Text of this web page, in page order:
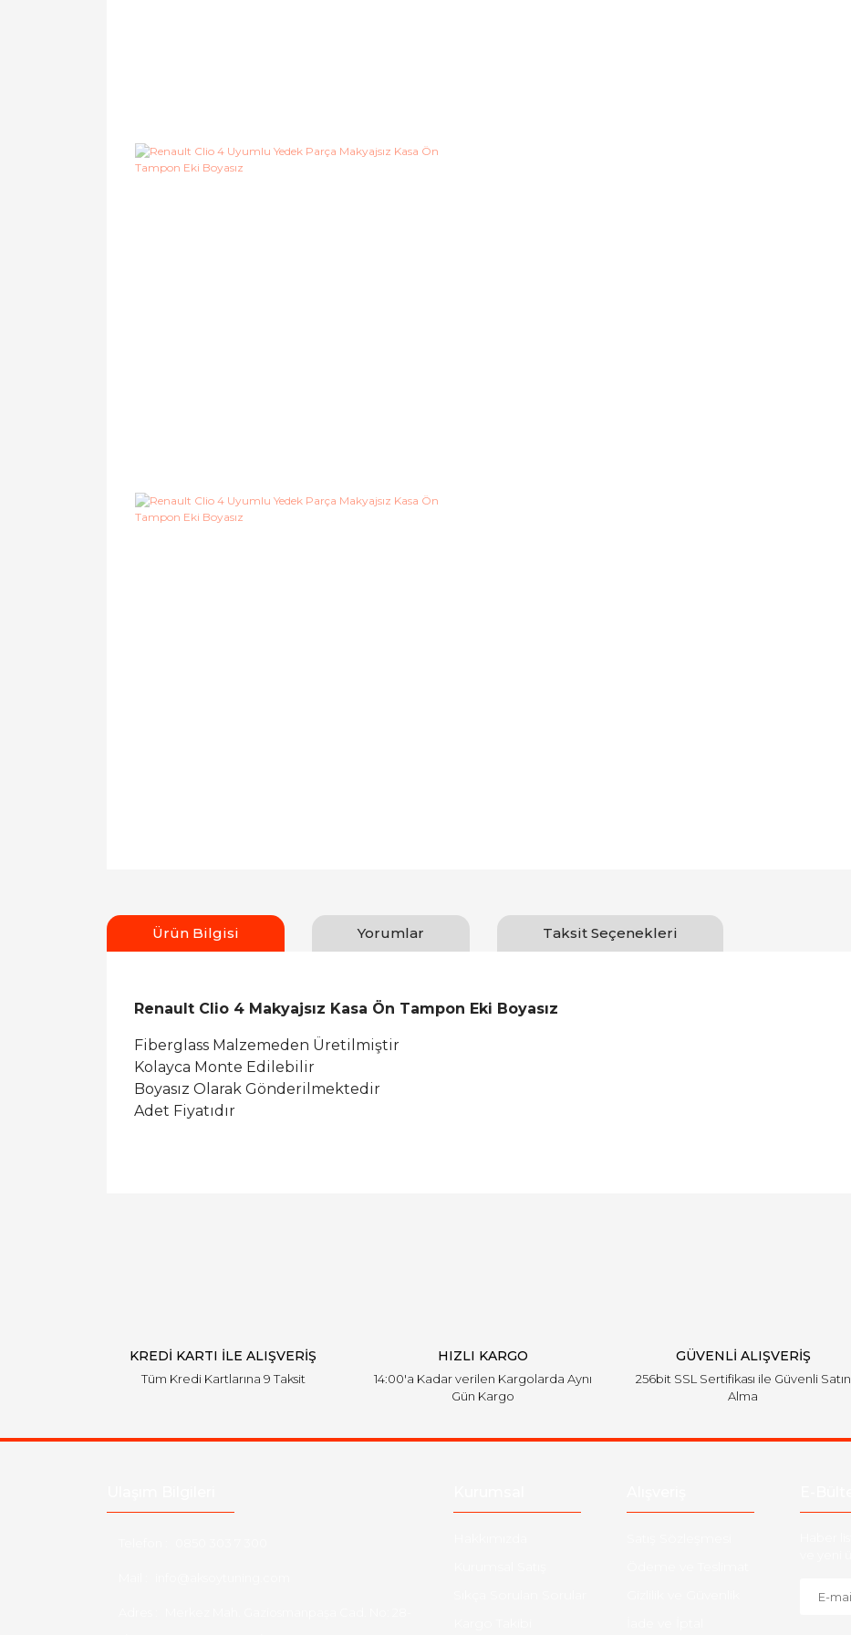
Ürün Bilgisi Yorumlar Taksit Seçenekleri
Renault Clio 4 Makyajsız Kasa Ön Tampon Eki Boyasız
Fiberglass Malzemeden Üretilmiştir
Kolayca Monte Edilebilir
Boyasız Olarak Gönderilmektedir
Adet Fiyatıdır
KREDİ KARTI İLE ALIŞVERİŞ
Tüm Kredi Kartlarına 9 Taksit
HIZLI KARGO
14:00'a Kadar verilen Kargolarda Aynı
Gün Kargo
GÜVENLİ ALIŞVERİŞ
256bit SSL Sertifikası ile Güvenli Satın
Alma